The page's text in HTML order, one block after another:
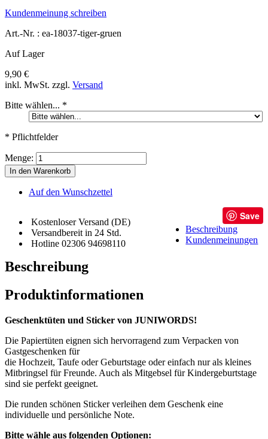
Kundenmeinung schreiben
Art.-Nr. : ea-18037-tiger-gruen
Auf Lager
9,90 €
inkl. MwSt. zzgl. Versand
Bitte wählen... *
* Pflichtfelder
Menge:
In den Warenkorb
Auf den Wunschzettel
Kostenloser Versand (DE)
Versandbereit in 24 Std.
Hotline 02306 94698110
Save
Beschreibung
Kundenmeinungen
Beschreibung
Produktinformationen
Geschenktüten und Sticker von JUNIWORDS!
Die Papiertüten eignen sich hervorragend zum Verpacken von
Gastgeschenken für
die Hochzeit, Taufe oder Geburtstage oder einfach nur als kleines
Mitbringsel für Freunde. Auch als Mitgebsel für Kindergeburtstage
sind sie perfekt geeignet.
Die runden schönen Sticker verleihen dem Geschenk eine
individuelle und persönliche Note.
Bitte wähle aus folgenden Optionen: